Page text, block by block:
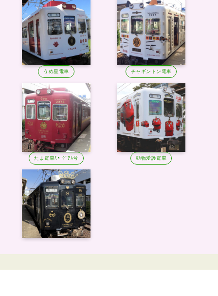
うめ星電車 チャギントン電車
たま電車ﾐｭｰｼﾞｱﾑ号 動物愛護電車